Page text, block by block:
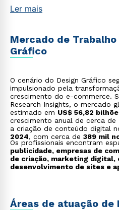
Ler mais
Mercado de
Gráfico
O cenário do Design Gráfico
impulsionado pela
crescimento do e-commerce.
Research Insights, o mercado
estimado em US$ 56,82
crescimento anual de cerca de
a criação de conteúdo digital
2024, com cerca de 389 mil
Os profissionais encontram
publicidade, empresas de
de criação, marketing digital,
desenvolvimento de sites e
Áreas de atuação de